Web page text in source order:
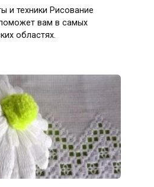
и техники Рисование
вам в самых
областях.